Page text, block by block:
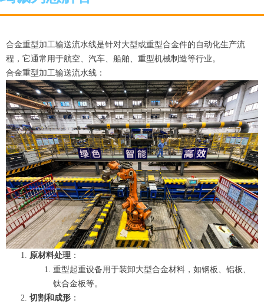
合金重型加工输送流水线是针对大型或重型合金件的自动化生产流
程，它通常用于航空、汽车、船舶、重型机械制造等行业。
合金重型加工输送流水线：
原材料处理 ：
重型起重设备用于装卸大型合金材料，如钢板、铝板、
钛合金板等。
切割和成形 ：